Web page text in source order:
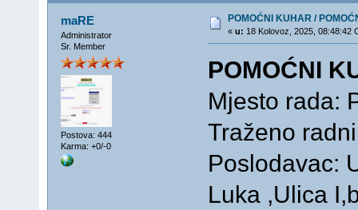
maRE
Administrator
Sr. Member
Postova: 444
Karma: +0/-0
POMOĆNI KUHAR /
« u: 18 Kolovoz, 2025, 08:48:42
POMOĆNI
Mjesto rada:
Traženo
Poslodavac:
Luka ,Ulica